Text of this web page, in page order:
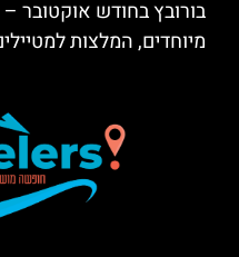
בורובץ בחודש אוקטובר –
מיוחדים, המלצות